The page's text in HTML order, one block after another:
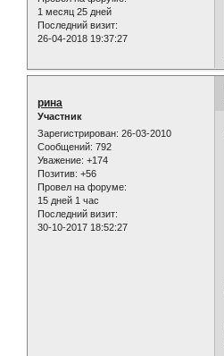
1 месяц 25 дней
Последний визит:
26-04-2018 19:37:27
рина
Участник
Зарегистрирован: 26-03-2010
Сообщений: 792
Уважение: +174
Позитив: +56
Провел на форуме:
15 дней 1 час
Последний визит:
30-10-2017 18:52:27